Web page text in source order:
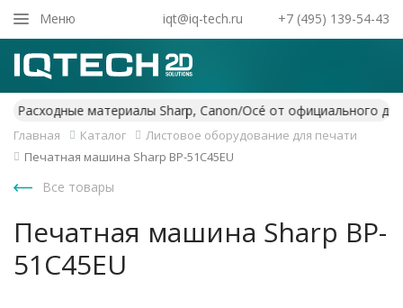
Меню
iqt@iq-tech.ru
+7 (495) 139-54-43
Главная Каталог
Листовое оборудование для печати
Печатная машина Sharp BP-51C45EU
Все товары
Печатная машина Sharp BP-
51C45EU